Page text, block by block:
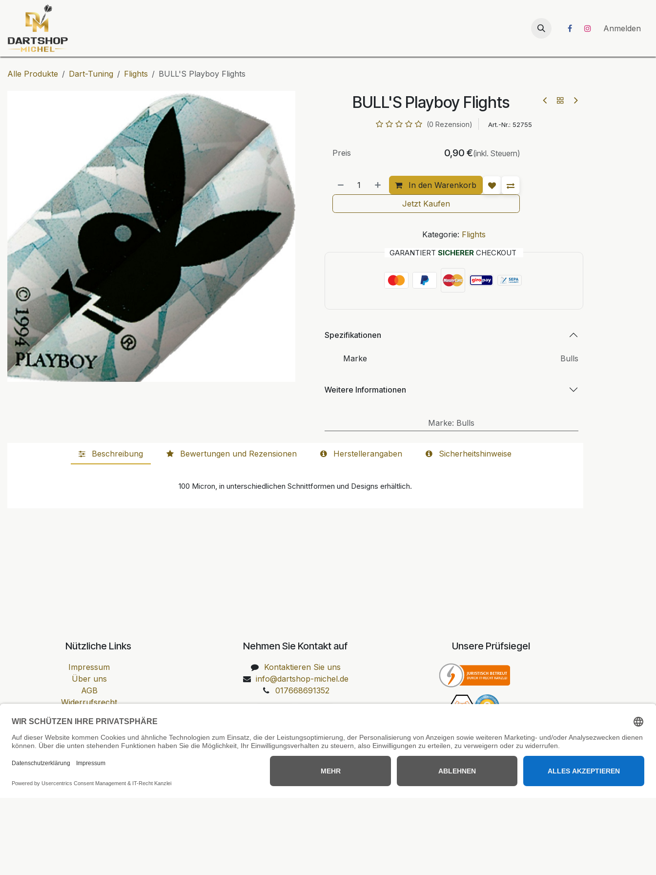
Zum Inhalt springen
UNICORN-Launch 2026 Anmelden
Alle Produkte Dart-Tuning Flights BULL'S Playboy Flights
BULL'S Playboy Flights
(0 Rezension) Art.-Nr.: 52755
In den Warenkorb
Preis 0,90 €(inkl. Steuern)
Jetzt Kaufen
Kategorie: Flights
GARANTIERT SICHERERCHECKOUT
Spezifikationen
Marke Bulls
Weitere Informationen
Marke: Bulls
Beschreibung Bewertungen und Rezensionen Herstellerangaben Sicherheitshinweise
100 Micron, in unterschiedlichen Schnittformen und Designs erhältlich.
Nützliche Links
Impressum
Über uns
AGB
Widerrufsrecht
Zahlung & Versand
Cookie-Einstellungen
Nehmen Sie Kontakt auf
Kontaktieren Sie uns
info@dartshop-michel.de
017668691352
Unsere Prüfsiegel